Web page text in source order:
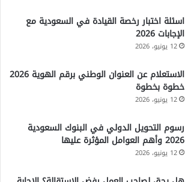
اسئلة اختبار رخصة القيادة في السعودية مع
الإجابات 2026
12 يونيو، 2026
الاستعلام عن العنوان الوطني برقم الهوية 2026
خطوة بخطوة
12 يونيو، 2026
رسوم التحويل الدولي في البنوك السعودية
2026 وأهم العوامل المؤثرة عليها
12 يونيو، 2026